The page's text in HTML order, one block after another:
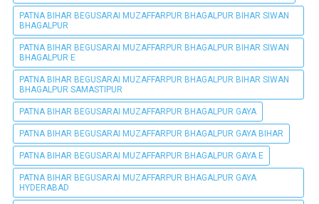
PATNA BIHAR BEGUSARAI MUZAFFARPUR BHAGALPUR BIHAR SIWAN
BHAGALPUR
PATNA BIHAR BEGUSARAI MUZAFFARPUR BHAGALPUR BIHAR SIWAN
BHAGALPUR E
PATNA BIHAR BEGUSARAI MUZAFFARPUR BHAGALPUR BIHAR SIWAN
BHAGALPUR SAMASTIPUR
PATNA BIHAR BEGUSARAI MUZAFFARPUR BHAGALPUR GAYA
PATNA BIHAR BEGUSARAI MUZAFFARPUR BHAGALPUR GAYA BIHAR
PATNA BIHAR BEGUSARAI MUZAFFARPUR BHAGALPUR GAYA E
PATNA BIHAR BEGUSARAI MUZAFFARPUR BHAGALPUR GAYA
HYDERABAD